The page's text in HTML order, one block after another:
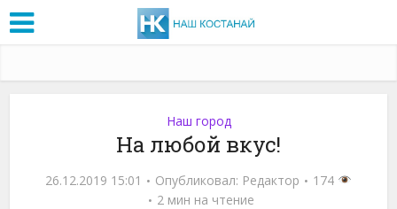
Наш город
На любой вкус!
26.12.2019 15:01 Опубликовал: Редактор
174
2 мин на чтение